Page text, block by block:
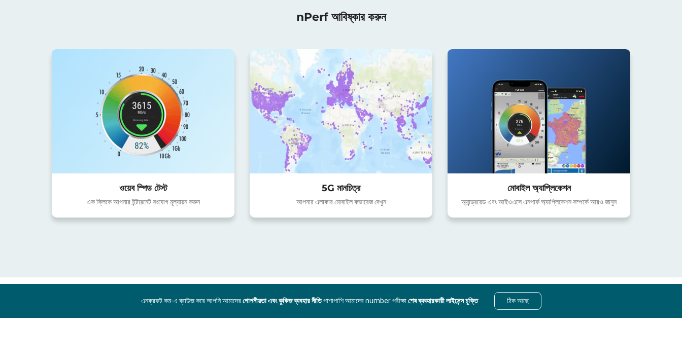
nPerf আবিষ্কার করুন
ওয়েব স্পিড টেস্ট
এক ক্লিকে আপনার ইন্টারনেট সংযোগ মূল্যায়ন করুন
5G মানচিত্র
আপনার এলাকার মোবাইল কভারেজ দেখুন
মোবাইল অ্যাপ্লিকেশন
অ্যান্ড্রয়েড এবং আইওএসে এনপার্ফ অ্যাপ্লিকেশন সম্পর্কে আরও জানুন
এনক্রফট.কম-এ ব্রাউজ করে আপনি আমাদেরগোপনীয়তা এবং কুকিজ ব্যবহার নীতিপাশাপাশি আমাদের number পরীক্ষাশেষ ব্যবহারকারী লাইসেন্স চুক্তি ঠিক আছে